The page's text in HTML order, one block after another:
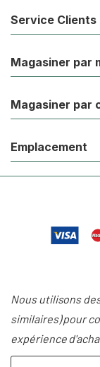
Service Clients
Magasiner par
Magasiner par
Emplacement
Nous utilisons
similaires) pour
expérience